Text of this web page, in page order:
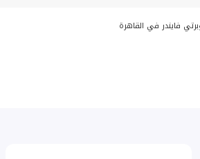
فايندر في القاهرة